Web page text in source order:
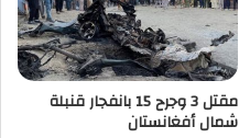
‬شمال أفغانستان